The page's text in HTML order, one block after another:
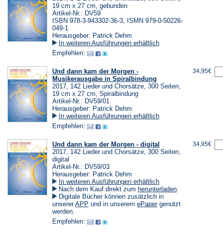
19 cm x 27 cm, gebunden
Artikel-Nr.: DV59
ISBN 978-3-943302-36-3, ISMN 979-0-50226-
049-1
Herausgeber: Patrick Dehm
In weiteren Ausführungen erhältlich
Empfehlen:
Und dann kam der Morgen -
Musikerausgabe in Spiralbindung
2017, 142 Lieder und Chorsätze, 300 Seiten,
19 cm x 27 cm, Spiralbindung
Artikel-Nr.: DV59/01
Herausgeber: Patrick Dehm
In weiteren Ausführungen erhältlich
Empfehlen:
34,95€
Und dann kam der Morgen - digital
2017, 142 Lieder und Chorsätze, 300 Seiten,
digital
Artikel-Nr.: DV59/03
Herausgeber: Patrick Dehm
In weiteren Ausführungen erhältlich
Nach dem Kauf direkt zum herunterladen(Öffnet
einem
.
Digitale Bücher können zusätzlich in
unsererAPP (Öffnet
neuen
und in unserem ePaper(Öffnet
genutzt
werden.
Empfehlen:
34,95€